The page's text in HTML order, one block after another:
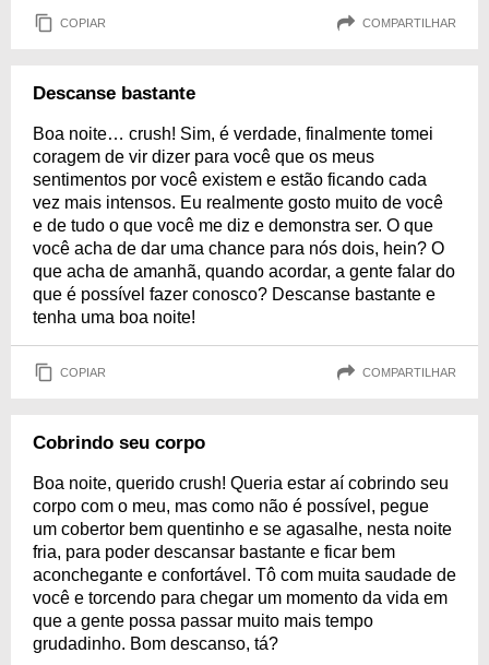
COPIAR COMPARTILHAR
Descanse bastante
Boa noite… crush! Sim, é verdade, finalmente tomei
coragem de vir dizer para você que os meus
sentimentos por você existem e estão ficando cada
vez mais intensos. Eu realmente gosto muito de você
e de tudo o que você me diz e demonstra ser. O que
você acha de dar uma chance para nós dois, hein? O
que acha de amanhã, quando acordar, a gente falar do
que é possível fazer conosco? Descanse bastante e
tenha uma boa noite!
COPIAR COMPARTILHAR
Cobrindo seu corpo
Boa noite, querido crush! Queria estar aí cobrindo seu
corpo com o meu, mas como não é possível, pegue
um cobertor bem quentinho e se agasalhe, nesta noite
fria, para poder descansar bastante e ficar bem
aconchegante e confortável. Tô com muita saudade de
você e torcendo para chegar um momento da vida em
que a gente possa passar muito mais tempo
grudadinho. Bom descanso, tá?